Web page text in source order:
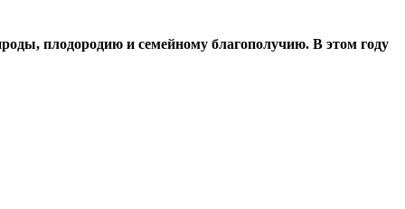
плодородию и семейному благополучию. В этом году